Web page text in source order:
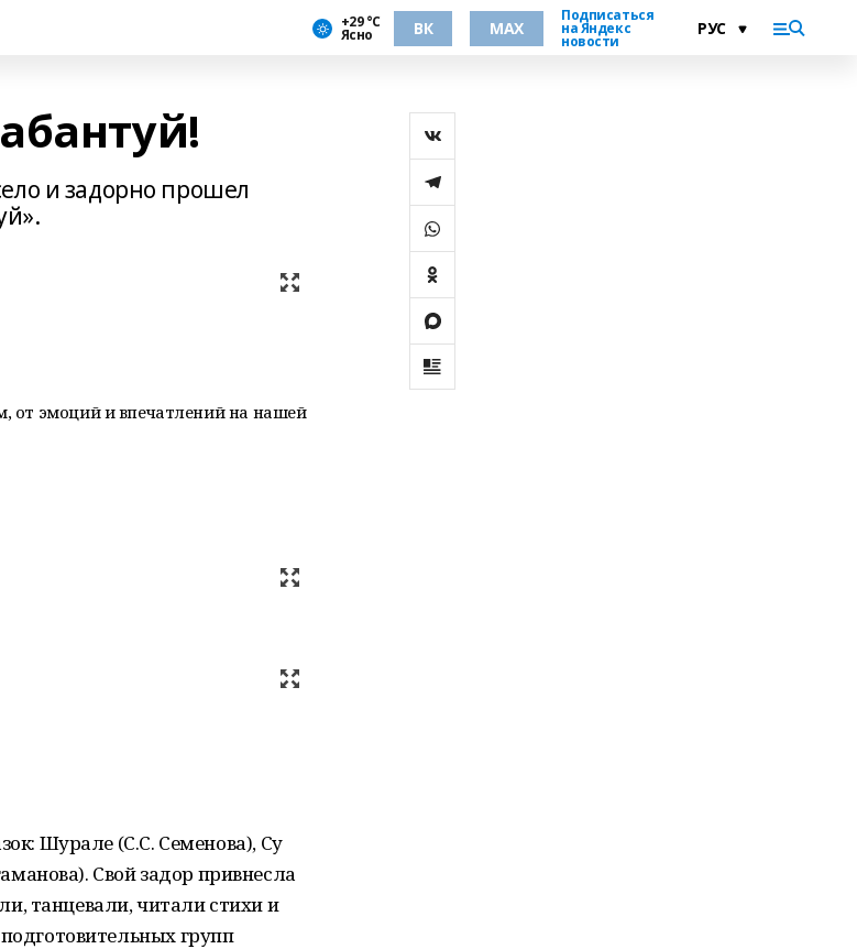
+29 °С
Ясно ВК MAX
Подписаться
на Яндекс
новости
и задорно прошел
от эмоций и впечатлений на нашей
Шурале (С.С. Семенова), Су
Свой задор привнесла
танцевали, читали стихи и
групп